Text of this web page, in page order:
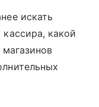
искать
какой